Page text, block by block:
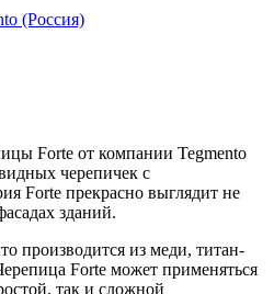
Forte от компании Tegmento
черепичек с
Forte прекрасно выглядит не
зданий.
производится из меди, титан-
Forte может применяться
так и сложной